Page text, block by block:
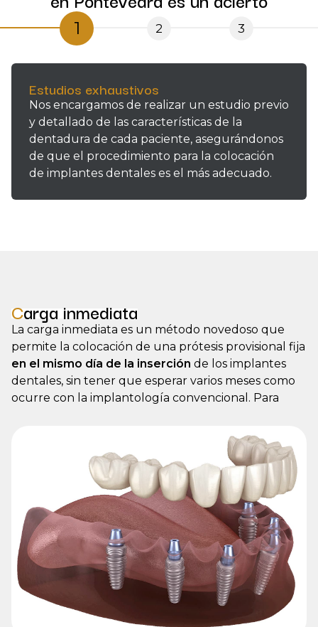
1 2 3
Estudios exhaustivos
Nos encargamos de realizar un estudio previo
y detallado de las características de la
dentadura de cada paciente, asegurándonos
de que el procedimiento para la colocación
de implantes dentales es el más adecuado.
Carga inmediata
La carga inmediata es un método novedoso que
permite la colocación de una prótesis provisional fija
en el mismo día de la inserción de los implantes
dentales, sin tener que esperar varios meses como
ocurre con la implantología convencional. Para
implante tenga una estabilidad alta en el hueso y
que se lleve a cabo una planificación digital precisa.
El proceso incluye el estudio del caso, la colocación
del implante y la prótesis provisional en una sola
sesión, seguida de un periodo de osteointegración
de unos meses, tras el cual se coloca la prótesis
definitiva. Entre sus principales ventajas destacan la
recuperación inmediatade la estética y la función
masticatoria, una notable mejora en la calidad de
vida del paciente y la reducción del tiempo total del